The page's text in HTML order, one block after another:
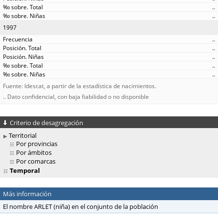
..
..
1997
..
..
..
..
..
Fuente: Idescat, a partir de la estadística de nacimientos.
.. Dato confidencial, con baja fiabilidad o no disponible
Criterio de desagregación
Territorial
Por provincias
Por ámbitos
Por comarcas
Temporal
Más información
El nombre ARLET (niña) en el conjunto de la población